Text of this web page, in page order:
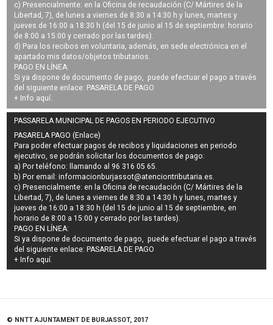
c) Presencialmente: en la Oficina de recaudación (C/ Mártires de la
Libertad, 7), de lunes a viernes de 8:30 a 14:30 h y lunes, martes y
jueves de 16:00 a 18:30 h (del 15 de junio al 15 de septiembre: horario
de 8:00 a 15:00 y cerrado por las tardes).
d) Para los recibos en voluntaria, además, en sede electrónica en el
apartado mis datos/objetos tributarios.
PAGO EN LÍNEA:
Si ya dispone de documento de pago, puede efectuar el pago a través
del siguiente enlace: PASARELA DE PAGO
+ Info aquí.
PASSARELA MUNICIPAL DE PAGOS EN PERIODO EJECUTIVO
PASARELA PAGO (Enlace)
Para poder efectuar pagos derecibos y liquidaciones en periodo
ejecutivo , se podrán solicitar los documentos de pago:
a) Por teléfono: llamando al 96 316 05 65.
b) Por email:informacionburjassot@atenciontributaria.es
c) Presencialmente: en la Oficina de recaudación (C/ Mártires de la
Libertad, 7), de lunes a viernes de 8:30 a 14:30 h y lunes, martes y
jueves de 16:00 a 18:30 h (del 15 de junio al 15 de septiembre, en
horario de 8:00 a 15:00 y cerrado por las tardes).
PAGO EN LÍNEA:
Si ya dispone de documento de pago, puede efectuar el pago a través
del siguiente enlace:PASARELA DE PAGO
+ Info aquí
© NNTT AJUNTAMENT DE BURJASSOT, 2017